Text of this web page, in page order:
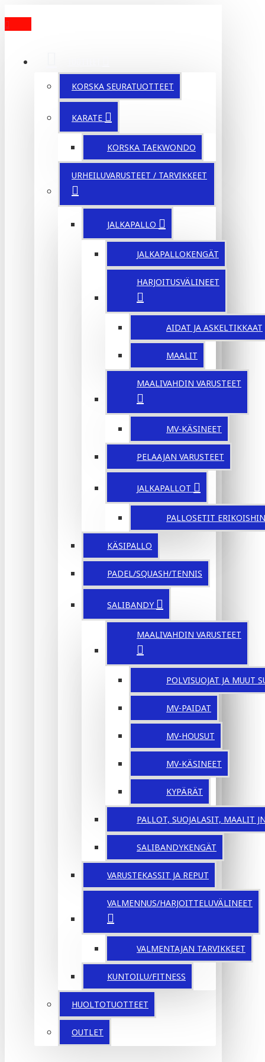
KORSKA SEURATUOTTEET
KARATE
KORSKA TAEKWONDO
URHEILUVARUSTEET / TARVIKKEET
JALKAPALLO
JALKAPALLOKENGÄT
HARJOITUSVÄLINEET
AIDAT JA ASKELTIKKAAT
MAALIT
MAALIVAHDIN VARUSTEET
MV-KÄSINEET
PELAAJAN VARUSTEET
JALKAPALLOT
PALLOSETIT
KÄSIPALLO
PADEL/SQUASH/TENNIS
SALIBANDY
MAALIVAHDIN VARUSTEET
POLVISUOJAT JA MUUT
MV-PAIDAT
MV-HOUSUT
MV-KÄSINEET
KYPÄRÄT
PALLOT, SUOJALASIT, MAALIT
SALIBANDYKENGÄT
VARUSTEKASSIT JA REPUT
VALMENNUS/HARJOITTELUVÄLINEET
VALMENTAJAN TARVIKKEET
KUNTOILU/FITNESS
HUOLTOTUOTTEET
OUTLET